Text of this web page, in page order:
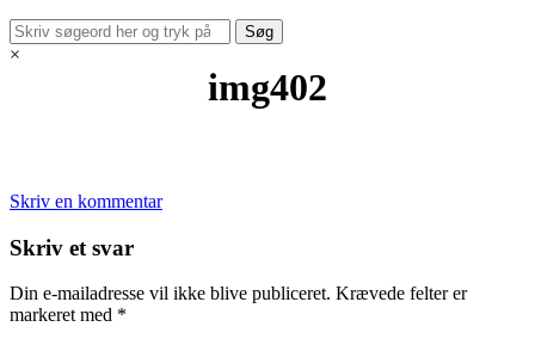
×
img402
Skriv en kommentar
Skriv et svar
Din e-mailadresse vil ikke blive publiceret. Krævede felter er
markeret med *